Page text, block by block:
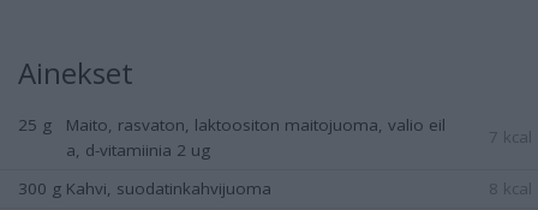
Ainekset
25 g
Maito, rasvaton, laktoositon maitojuoma, valio eil
a, d-vitamiinia 2 ug
7 kcal
300 g Kahvi, suodatinkahvijuoma 8 kcal